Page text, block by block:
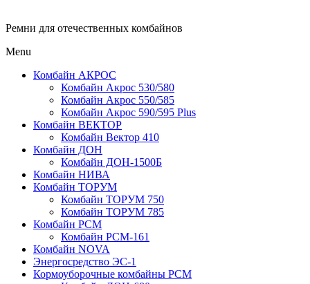
Ремни для отечественных комбайнов
Menu
Комбайн АКРОС
Комбайн Акрос 530/580
Комбайн Акрос 550/585
Комбайн Акрос 590/595 Plus
Комбайн ВЕКТОР
Комбайн Вектор 410
Комбайн ДОН
Комбайн ДОН-1500Б
Комбайн НИВА
Комбайн ТОРУМ
Комбайн ТОРУМ 750
Комбайн ТОРУМ 785
Комбайн РСМ
Комбайн РСМ-161
Комбайн NOVA
Энергосредство ЭС-1
Кормоуборочные комбайны РСМ